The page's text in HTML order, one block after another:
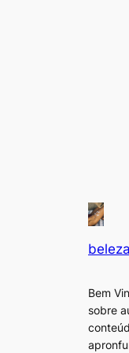
Bem
sobre